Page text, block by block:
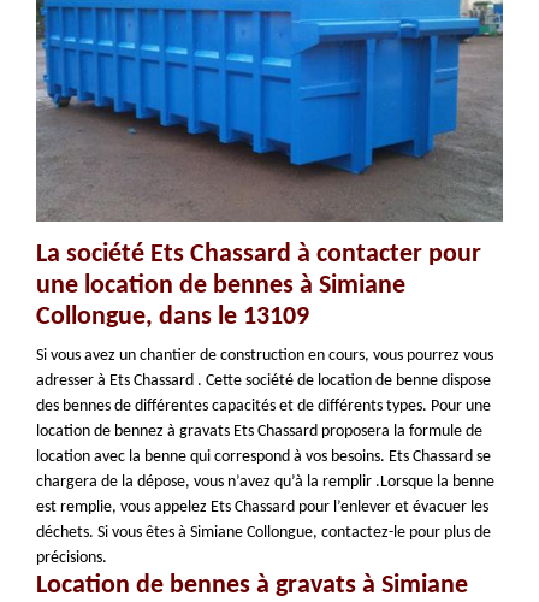
La société Ets Chassard à contacter pour
une location de bennes à Simiane
Collongue, dans le 13109
Si vous avez un chantier de construction en cours, vous pourrez vous
adresser à Ets Chassard . Cette société de location de benne dispose
des bennes de différentes capacités et de différents types. Pour une
location de bennez à gravats Ets Chassard proposera la formule de
location avec la benne qui correspond à vos besoins. Ets Chassard se
chargera de la dépose, vous n’avez qu’à la remplir .Lorsque la benne
est remplie, vous appelez Ets Chassard pour l’enlever et évacuer les
déchets. Si vous êtes à Simiane Collongue, contactez-le pour plus de
précisions.
Location de bennes à gravats à Simiane